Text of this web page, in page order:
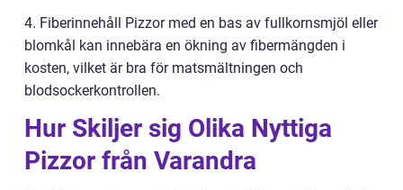
4. Fiberinnehåll Pizzor med en bas av fullkornsmjöl eller
blomkål kan innebära en ökning av fibermängden i
kosten, vilket är bra för matsmältningen och
blodsockerkontrollen.
Hur Skiljer sig Olika Nyttiga
Pizzor från Varandra